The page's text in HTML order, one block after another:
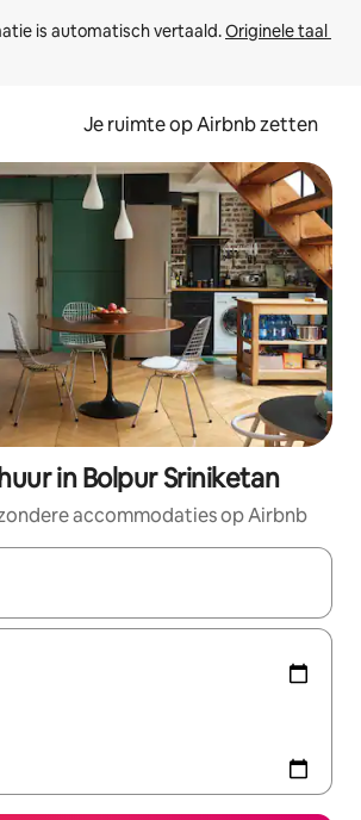
is automatisch vertaald. Originele taal
Je ruimte op Airbnb zetten
in Bolpur Sriniketan
accommodaties op Airbnb
beschikbaar zijn, maak je een keuze